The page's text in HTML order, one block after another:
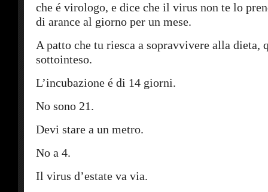
che é virologo, e dice che il virus non te lo
di arance al giorno per un mese.
A patto che tu riesca a sopravvivere alla dieta,
sottointeso.
L’incubazione é di 14 giorni.
No sono 21.
Devi stare a un metro.
No a 4.
Il virus d’estate va via.